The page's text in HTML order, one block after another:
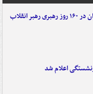
اعلام شد